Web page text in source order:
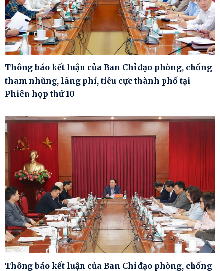
Thông báo kết luận của Ban Chỉ đạo phòng, chống
tham nhũng, lãng phí, tiêu cực thành phố tại
Phiên họp thứ 10
Thông báo kết luận của Ban Chỉ đạo phòng, chống